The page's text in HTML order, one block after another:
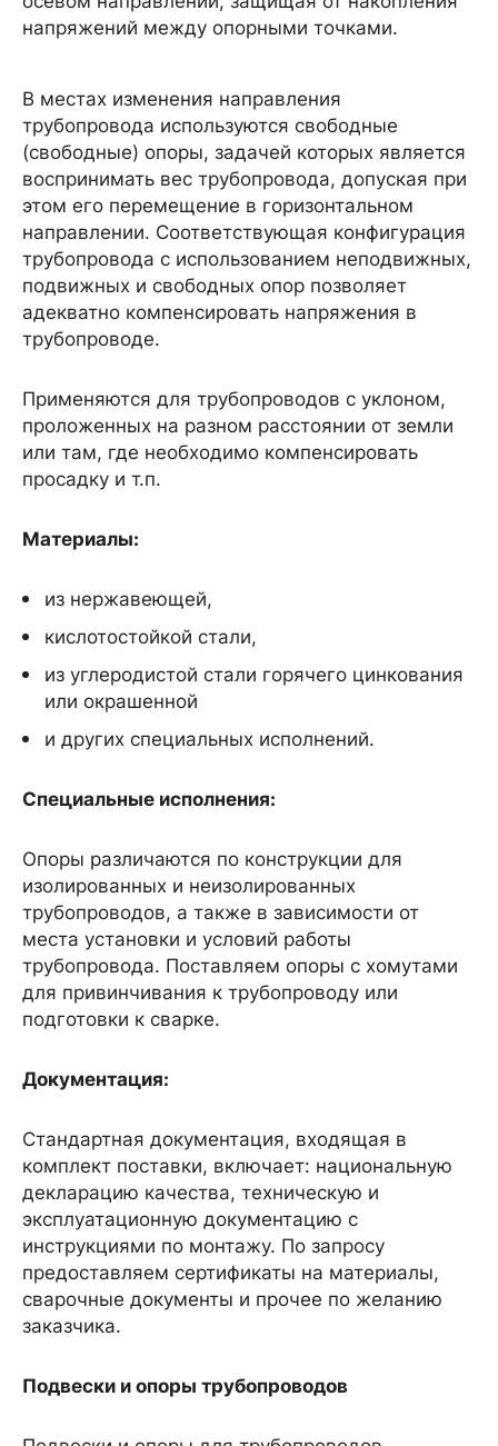
напряжений между опорными точками.
В местах изменения направления
трубопровода используются свободные
(свободные) опоры, задачей которых является
воспринимать вес трубопровода, допуская при
этом его перемещение в горизонтальном
направлении. Соответствующая конфигурация
трубопровода с использованием неподвижных,
подвижных и свободных опор позволяет
адекватно компенсировать напряжения в
трубопроводе.
Применяются для трубопроводов с уклоном,
проложенных на разном расстоянии от земли
или там, где необходимо компенсировать
просадку и т.п.
Материалы:
из нержавеющей,
кислотостойкой стали,
из углеродистой стали горячего цинкования
или окрашенной
и других специальных исполнений.
Специальные исполнения:
Опоры различаются по конструкции для
изолированных и неизолированных
трубопроводов, а также в зависимости от
места установки и условий работы
трубопровода. Поставляем опоры с хомутами
для привинчивания к трубопроводу или
подготовки к сварке.
Документация:
Стандартная документация, входящая в
комплект поставки, включает: национальную
декларацию качества, техническую и
эксплуатационную документацию с
инструкциями по монтажу. По запросу
предоставляем сертификаты на материалы,
сварочные документы и прочее по желанию
заказчика.
Подвески и опоры трубопроводов